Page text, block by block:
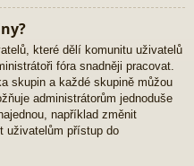
které dělí komunitu uživatelů
fóra snadněji pracovat.
skupin a každé skupině můžou
administrátorům jednoduše
například změnit
uživatelům přístup do